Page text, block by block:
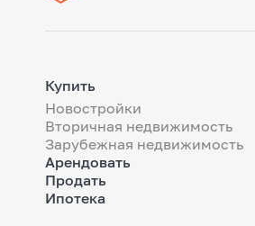
Купить
Новостройки
Вторичная недвижимость
Зарубежная недвижимость
Арендовать
Продать
Ипотека